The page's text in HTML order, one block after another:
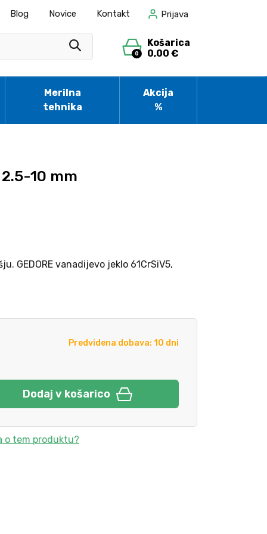
Blog Novice Kontakt Prijava
0
Košarica
0,00 €
Merilna
tehnika
Akcija
%
10 mm
GEDORE vanadijevo jeklo 61CrSiV5,
Predvidena dobava: 10 dni
Dodaj v košarico
o tem produktu?